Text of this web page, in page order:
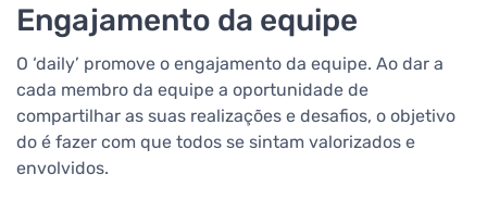
Engajamento da equipe
O ‘daily’ promove o engajamento da equipe. Ao dar a
cada membro da equipe a oportunidade de
compartilhar as suas realizações e desafios, o objetivo
do é fazer com que todos se sintam valorizados e
envolvidos.